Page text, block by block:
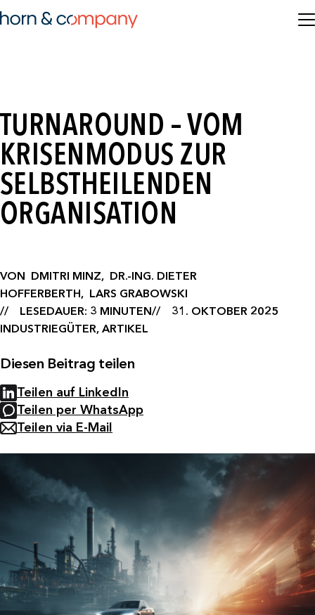
TURNAROUND – VOM
KRISENMODUS ZUR
SELBSTHEILENDEN
ORGANISATION
VON DMITRI MINZ, DR.-ING. DIETER
HOFFERBERTH, LARS GRABOWSKI
LESEDAUER: 3 MINUTEN
31. OKTOBER 2025
INDUSTRIEGÜTER, ARTIKEL
Diesen Beitrag teilen
Teilen auf LinkedIn
Teilen per WhatsApp
Teilen via E-Mail